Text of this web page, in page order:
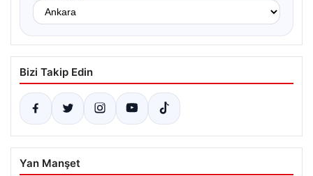
Bizi Takip Edin
Yan Manşet